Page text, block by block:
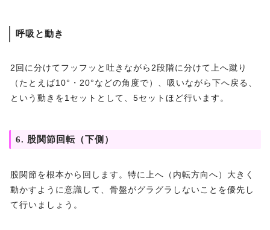
呼吸と動き
2回に分けてフッフッと吐きながら2段階に分けて上へ蹴り
（たとえば10°・20°などの角度で）、吸いながら下へ戻る、
という動きを1セットとして、5セットほど行います。
6. 股関節回転（下側）
股関節を根本から回します。特に上へ（内転方向へ）大きく
動かすように意識して、骨盤がグラグラしないことを優先し
て行いましょう。